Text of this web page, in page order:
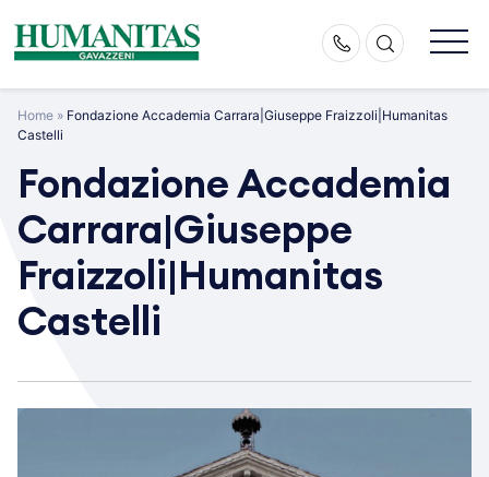
content
Home » Fondazione Accademia Carrara|Giuseppe Fraizzoli|Humanitas
Castelli
Fondazione Accademia
Carrara|Giuseppe
Fraizzoli|Humanitas
Castelli